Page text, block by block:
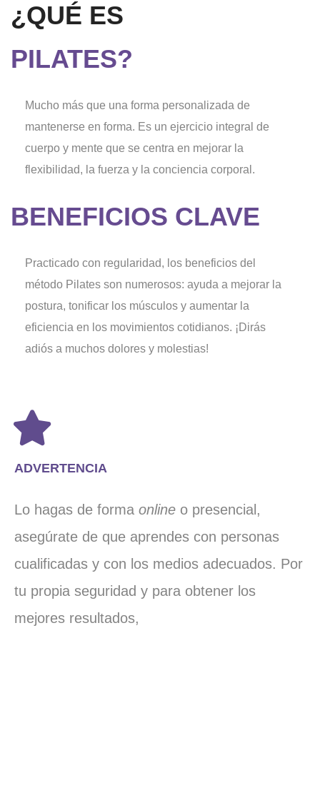
¿QUÉ ES
PILATES?
Mucho más que una forma personalizada de
mantenerse en forma. Es un ejercicio integral de
cuerpo y mente que se centra en mejorar la
flexibilidad, la fuerza y la conciencia corporal.
BENEFICIOS CLAVE
Practicado con regularidad, los beneficios del
método Pilates son numerosos: ayuda a mejorar la
postura, tonificar los músculos y aumentar la
eficiencia en los movimientos cotidianos. ¡Dirás
adiós a muchos dolores y molestias!
ADVERTENCIA
Lo hagas de forma online o presencial,
asegúrate de que aprendes con personas
cualificadas y con los medios adecuados. Por
tu propia seguridad y para obtener los
mejores resultados,